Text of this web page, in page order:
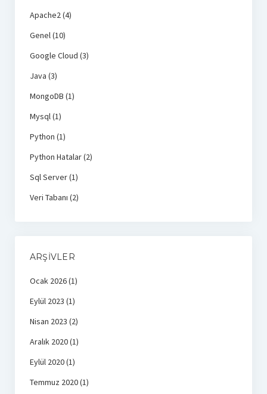
Apache2(4)
Genel(10)
Google Cloud (3)
Java (3)
MongoDB (1)
Mysql(1)
Python (1)
Python Hatalar(2)
Sql Server(1)
Veri Tabanı (2)
ARŞIVLER
Ocak 2026(1)
Eylül 2023 (1)
Nisan 2023 (2)
Aralık 2020(1)
Eylül 2020(1)
Temmuz 2020(1)